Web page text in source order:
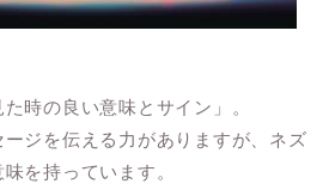
時の良い意味とサイン」。
ジを伝える力がありますが、ネズ
を持っています。